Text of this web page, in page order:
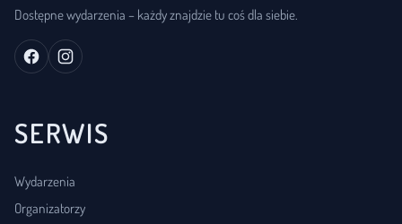
Dostępne wydarzenia – każdy znajdzie tu coś dla siebie.
SERWIS
Wydarzenia
Organizatorzy